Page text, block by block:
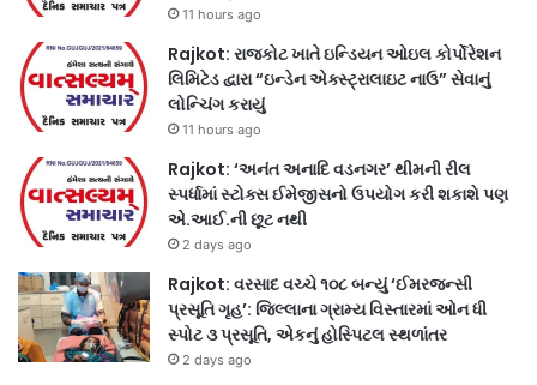
11 hours ago
Rajkot: રાજકોટ ખાતે ઇન્ડિયન ઓઇલ કોર્પોરેશન
લિમિટેડ દ્વારા “ઇન્ડેન એક્સ્ટ્રાલાઇટ નાઉ” સેવાનું
લોન્ચિંગ કરાયું
11 hours ago
Rajkot: ‘અનંત અનાદિ વડનગર’ થીમની રીલ
સ્પર્ધામાં સ્ટોક્સ ઈમેજીસનો ઉપયોગ કરી શકાશે પણ
એ.આઈ.ની છૂટ નથી
2 days ago
Rajkot: વરસાદ વચ્ચે ૧૦૮ બન્યું ‘ઈમરજન્સી
પ્રસૂતિ ગૃહ’: જિલ્લાના ગ્રામ્ય વિસ્તારમાં ઓન ધી
સ્પોટ ૩ પ્રસૂતિ, એકનું હોસ્પિટલ સ્થળાંતર
2 days ago